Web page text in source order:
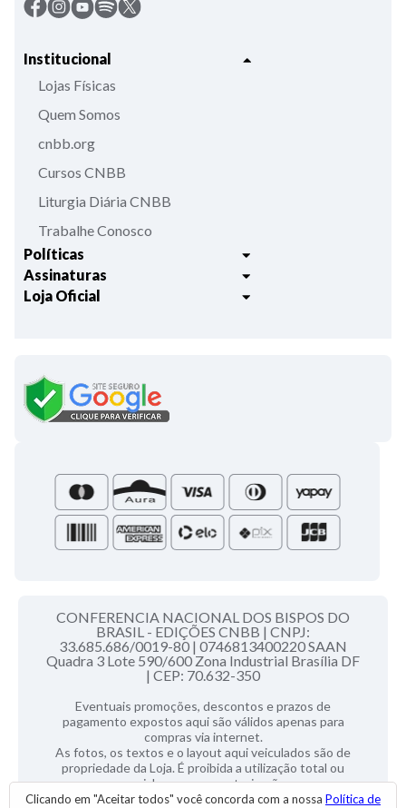
Institucional
Lojas Físicas
Quem Somos
cnbb.org
Cursos CNBB
Liturgia Diária CNBB
Trabalhe Conosco
Políticas
Trocas e Devoluções
Entrega
Assinaturas
Liturgia Igreja em Oração
Roteiros Homiléticos
Folhetos e Partituras
Loja Oficial
Bíblias - Tradução Oficial
Campanha da Fraternidade
CONFERENCIA NACIONAL DOS BISPOS DO
BRASIL - EDIÇÕES CNBB | CNPJ:
33.685.686/0019-80 | 0746813400220 SAAN
Quadra 3 Lote 590/600 Zona Industrial Brasília DF
| CEP: 70.632-350
Eventuais promoções, descontos e prazos de
pagamento expostos aqui são válidos apenas para
compras via internet.
As fotos, os textos e o layout aqui veiculados são de
propriedade da Loja. É proibida a utilização total ou
parcial sem nossa autorização.
Clicando em "Aceitar todos" você concorda com a nossa Política de